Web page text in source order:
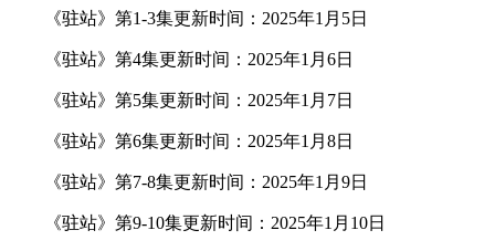
《驻站》第1-3集更新时间：2025年1月5日
《驻站》第4集更新时间：2025年1月6日
《驻站》第5集更新时间：2025年1月7日
《驻站》第6集更新时间：2025年1月8日
《驻站》第7-8集更新时间：2025年1月9日
《驻站》第9-10集更新时间：2025年1月10日